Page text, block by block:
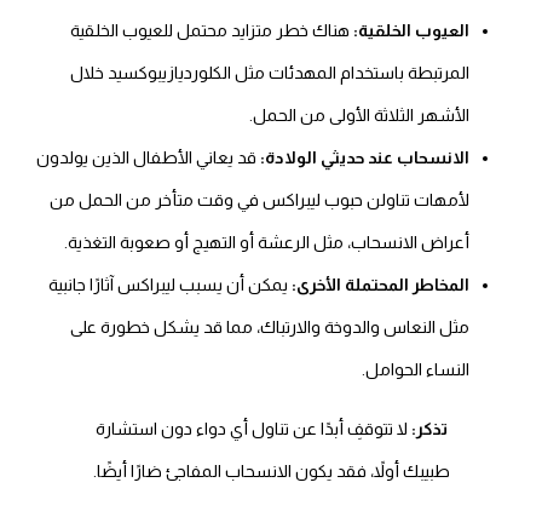
العيوب الخلقية: هناك خطر متزايد محتمل للعيوب الخلقية
المرتبطة باستخدام المهدئات مثل الكلورديازيبوكسيد خلال
الأشهر الثلاثة الأولى من الحمل.
الانسحاب عند حديثي الولادة: قد يعاني الأطفال الذين يولدون
لأمهات تناولن حبوب ليبراكس في وقت متأخر من الحمل من
أعراض الانسحاب، مثل الرعشة أو التهيج أو صعوبة التغذية.
المخاطر المحتملة الأخرى: يمكن أن يسبب ليبراكس آثارًا جانبية
مثل النعاس والدوخة والارتباك، مما قد يشكل خطورة على
النساء الحوامل.
تذكر: لا تتوقفِ أبدًا عن تناول أي دواء دون استشارة
طبيبك أولاً، فقد يكون الانسحاب المفاجئ ضارًا أيضًا.